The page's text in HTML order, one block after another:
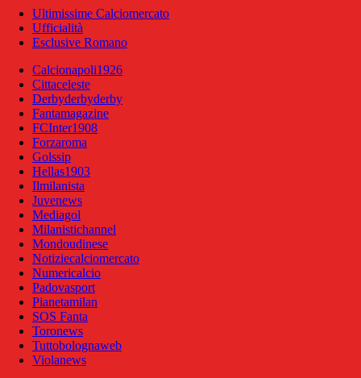
Ultimissime Calciomercato
Ufficialità
Esclusive Romano
Calcionapoli1926
Cittaceleste
Derbyderbyderby
Fantamagazine
FCInter1908
Forzaroma
Golssip
Hellas1903
Ilmilanista
Juvenews
Mediagol
Milanistichannel
Mondoudinese
Notiziecalciomercato
Numericalcio
Padovasport
Pianetamilan
SOS Fanta
Toronews
Tuttobolognaweb
Violanews